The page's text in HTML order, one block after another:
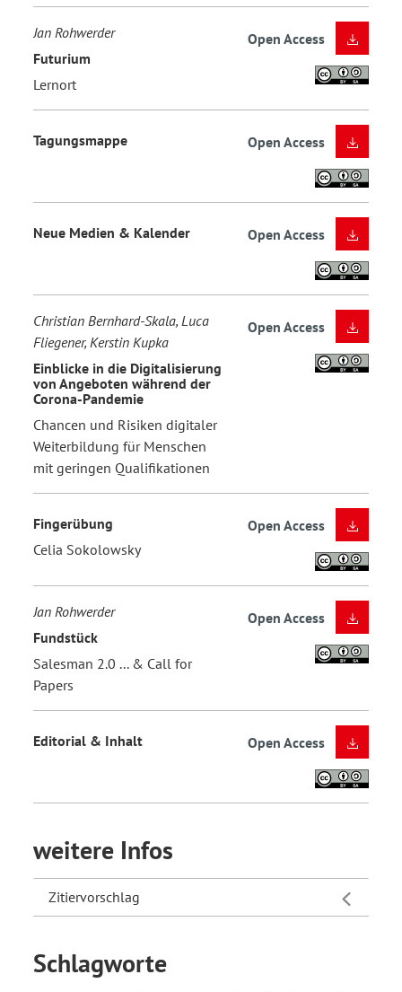
Jan Rohwerder
Futurium
Lernort
Open Access
Tagungsmappe Open Access
Neue Medien & Kalender Open Access
Christian Bernhard-Skala, Luca
Fliegener, Kerstin Kupka
Einblicke in die Digitalisierung
von Angeboten während der
Corona-Pandemie
Chancen und Risiken digitaler
Weiterbildung für Menschen
mit geringen Qualifikationen
Open Access
Fingerübung
Celia Sokolowsky
Open Access
Jan Rohwerder
Fundstück
Salesman 2.0 ... & Call for
Papers
Open Access
Editorial & Inhalt Open Access
weitere Infos
Zitiervorschlag
Schlagworte